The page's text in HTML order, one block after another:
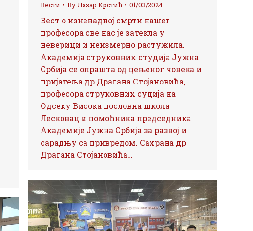
Вести ByЛазар Крстић 01/03/2024
Вест о изненадној смрти нашег
професора све нас је затекла у
неверици и неизмерно растужила.
Академија струковних студија Јужна
Србија се опрашта од цењеног човека и
пријатеља др Драгана Стојановића,
професора струковних судија на
Одсеку Висока пословна школа
Лесковац и помоћника председника
Академије Јужна Србија за развој и
сарадњу са привредом. Сахрана др
Драгана Стојановића…